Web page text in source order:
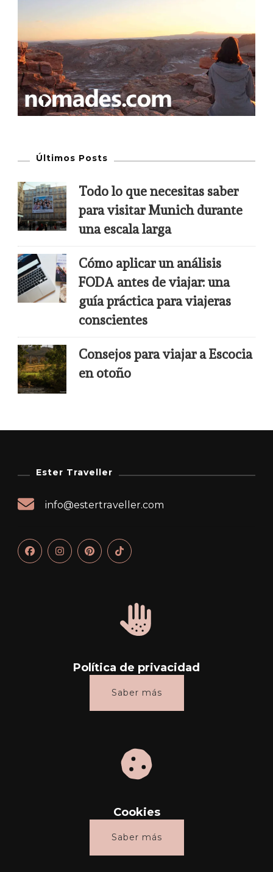
Últimos Posts
Todo lo que necesitas saber
para visitar Munich durante
una escala larga
Cómo aplicar un análisis
FODA antes de viajar: una
guía práctica para viajeras
conscientes
Consejos para viajar a Escocia
en otoño
Ester Traveller
info@estertraveller.com
Política de privacidad
Saber más
Cookies
Saber más